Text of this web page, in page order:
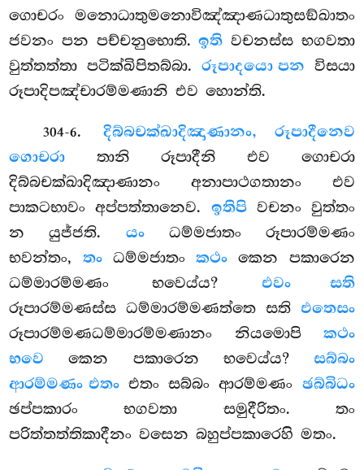
ගොචරං මනොධාතුමනොවිඤ්ඤාණධාතුසඞ්ඛාතං
ජවනං පන පච්චනුභොති.ඉති වචනස්ස භගවතා
වුත්තත්තා පටික්ඛිපිතබ්බා. රූපාදයො පන විසයා
රූපාදිපඤ්චාරම්මණානි එව හොන්ති.
304-6. දිබ්බචක්ඛාදිඤාණානං, රූපාදීනෙව
ගොචරා තානි රූපාදීනි එව ගොචරා
දිබ්බචක්ඛාදිඤාණානං අනාපාථගතානං එව
පාකටභාවං අප්පත්තානෙව. ඉතිපිවචනං වුත්තං
න යුජ්ජති. යංධම්මජාතං රූපාරම්මණං
භවන්තං, තංධම්මජාතංකථං කෙන පකාරෙන
ධම්මාරම්මණං භවෙය්ය? එවං සති
රූපාරම්මණස්ස ධම්මාරම්මණත්තෙ සති එතෙසං
රූපාරම්මණධම්මාරම්මණානං නියමොපි කථං
භවෙ කෙන පකාරෙන භවෙය්ය? සබ්බං
ආරම්මණං එතංඑතං සබ්බං ආරම්මණං ඡබ්බිධං
ඡප්පකාරං භගවතා සමුදීරිතං. තං
පරිත්තත්තිකාදීනං වසෙන බහුප්පකාරෙහි මතං.